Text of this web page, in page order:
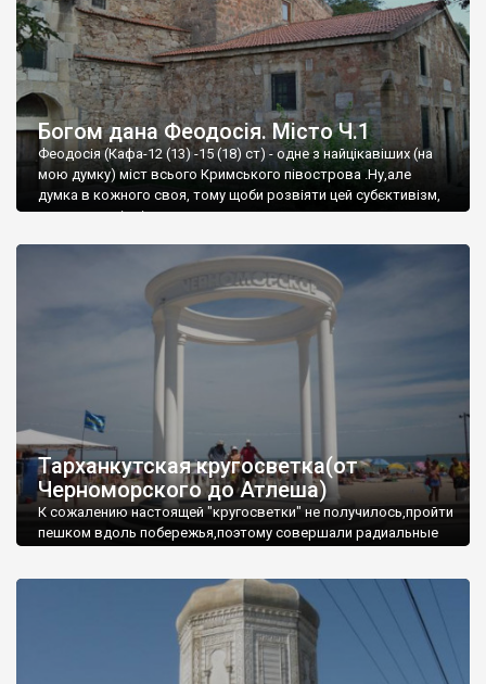
Богом дана Феодосія. Місто Ч.1
Феодосія (Кафа-12 (13) -15 (18) ст) - одне з найцікавіших (на
мою думку) міст всього Кримського півострова .Ну,але
думка в кожного своя, тому щоби розвіяти цей субєктивізм,
запрошую відвідати це
Тарханкутская кругосветка(от
Черноморского до Атлеша)
К сожалению настоящей "кругосветки" не получилось,пройти
пешком вдоль побережья,поэтому совершали радиальные